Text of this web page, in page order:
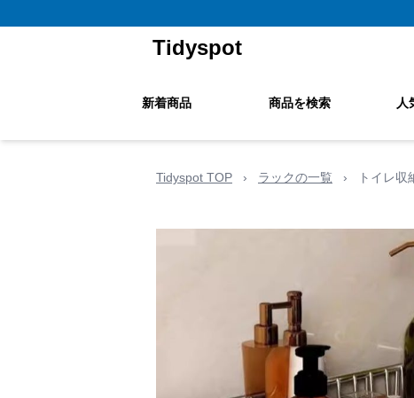
Tidyspot
新着商品 商品を検索 人
Tidyspot TOP › ラックの一覧 › トイレ収